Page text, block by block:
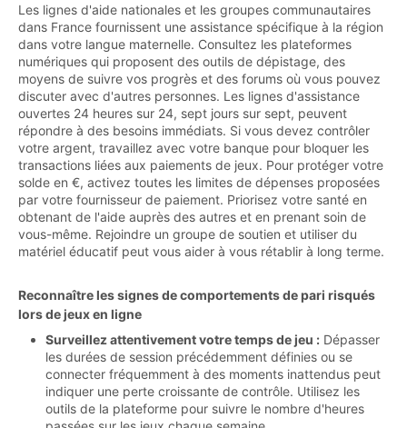
Les lignes d'aide nationales et les groupes communautaires
dans France fournissent une assistance spécifique à la région
dans votre langue maternelle. Consultez les plateformes
numériques qui proposent des outils de dépistage, des
moyens de suivre vos progrès et des forums où vous pouvez
discuter avec d'autres personnes. Les lignes d'assistance
ouvertes 24 heures sur 24, sept jours sur sept, peuvent
répondre à des besoins immédiats. Si vous devez contrôler
votre argent, travaillez avec votre banque pour bloquer les
transactions liées aux paiements de jeux. Pour protéger votre
solde en €, activez toutes les limites de dépenses proposées
par votre fournisseur de paiement. Priorisez votre santé en
obtenant de l'aide auprès des autres et en prenant soin de
vous-même. Rejoindre un groupe de soutien et utiliser du
matériel éducatif peut vous aider à vous rétablir à long terme.
Reconnaître les signes de comportements de pari risqués
lors de jeux en ligne
Surveillez attentivement votre temps de jeu : Dépasser
les durées de session précédemment définies ou se
connecter fréquemment à des moments inattendus peut
indiquer une perte croissante de contrôle. Utilisez les
outils de la plateforme pour suivre le nombre d'heures